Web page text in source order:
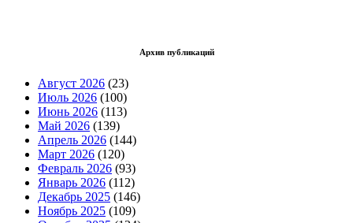
Архив публикаций
Август 2026 (23)
Июль 2026 (100)
Июнь 2026 (113)
Май 2026 (139)
Апрель 2026 (144)
Март 2026 (120)
Февраль 2026 (93)
Январь 2026 (112)
Декабрь 2025 (146)
Ноябрь 2025 (109)